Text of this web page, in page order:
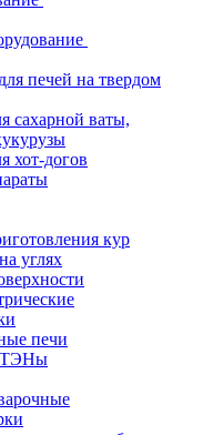
печей на твердом
сахарной ваты,
хот-догов
кур
углях
печи
ТЭНы